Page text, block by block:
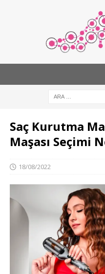
Saç Kurutma
Maşası Seçimi
18/08/2022